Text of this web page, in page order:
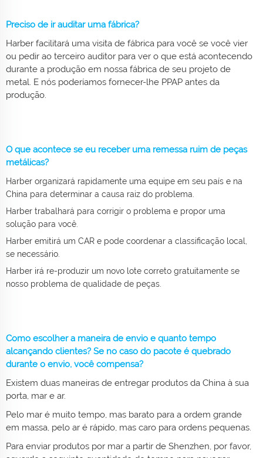
Preciso de ir auditar uma fábrica?
Harber facilitará uma visita de fábrica para você se você vier
ou pedir ao terceiro auditor para ver o que está acontecendo
durante a produção em nossa fábrica de seu projeto de
metal. E nós poderíamos fornecer-lhe PPAP antes da
produção.
O que acontece se eu receber uma remessa ruim de peças
metálicas?
Harber organizará rapidamente uma equipe em seu país e na
China para determinar a causa raiz do problema.
Harber trabalhará para corrigir o problema e propor uma
solução para você.
Harber emitirá um CAR e pode coordenar a classificação local,
se necessário.
Harber irá re-produzir um novo lote correto gratuitamente se
nosso problema de qualidade de peças.
Como escolher a maneira de envio e quanto tempo
alcançando clientes? Se no caso do pacote é quebrado
durante o envio, você compensa?
Existem duas maneiras de entregar produtos da China à sua
porta, mar e ar.
Pelo mar é muito tempo, mas barato para a ordem grande
em massa, pelo ar é rápido, mas caro para ordens pequenas.
Para enviar produtos por mar a partir de Shenzhen, por favor,